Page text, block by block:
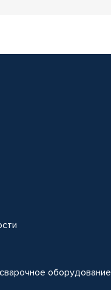
оборудование